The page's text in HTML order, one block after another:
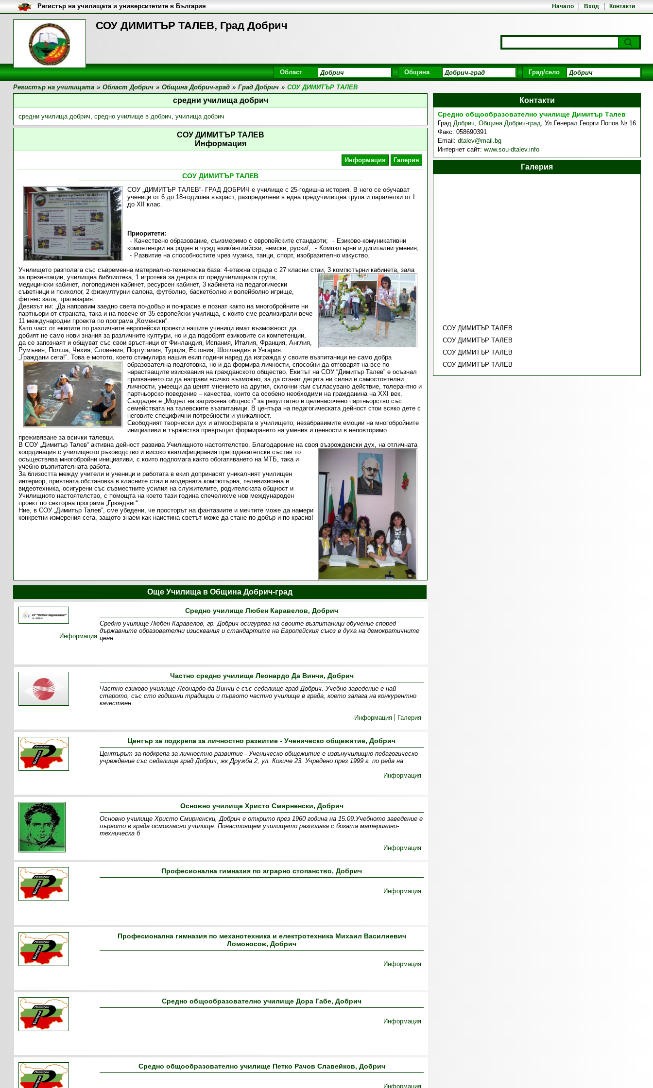
СОУ ДИМИТЪР ТАЛЕВ, Град Добрич
Начало Вход Контакти
Регистър на училищата и университетите в България
Област Община Град/село
Регистър на училищата » Област Добрич » Община Добрич-град » Град Добрич » СОУ ДИМИТЪР ТАЛЕВ
средни училища добрич
средни училища добрич, средно училище в добрич, училища добрич
СОУ ДИМИТЪР ТАЛЕВ
Информация
Информация Галерия
СОУ ДИМИТЪР ТАЛЕВ
СОУ „ДИМИТЪР ТАЛЕВ“- ГРАД ДОБРИЧ е училище с 25-годишна история. В него се обучават
ученици от 6 до 18-годишна възраст, разпределени в една предучилищна група и паралелки от I
до ХII клас.
Приоритети:
Качествено образование, съизмеримо с европейските стандарти;
Езиково-комуникативни
компетенции на роден и чужд език/английски, немски, руски/;
Компютърни и дигитални умения;
Развитие на способностите чрез музика, танци, спорт, изобразително изкуство.
Училището разполага със съвременна материално-техническа база: 4-етажна сграда с 27 класни стаи, 3 компютърни кабинета, зала
за презентации, училищна библиотека, 1 игротека за децата от предучилищната група,
медицински кабинет, логопедичен кабинет, ресурсен кабинет, 3 кабинета на педагогически
съветници и психолог, 2 физкултурни салона, футболно, баскетболно и волейболно игрище,
фитнес зала, трапезария.
Девизът ни: „Да направим заедно света по-добър и по-красив е познат както на многобройните ни
партньори от страната, така и на повече от 35 европейски училища, с които сме реализирали вече
11 международни проекта по програма „Коменски“.
Като част от екипите по различните европейски проекти нашите ученици имат възможност да
добият не само нови знания за различните култури, но и да подобрят езиковите си компетенции,
да се запознаят и общуват със свои връстници от Финландия, Испания, Италия, Франция, Англия,
Румъния, Полша, Чехия, Словения, Португалия, Турция, Естония, Шотландия и Унгария.
„Граждани сега!”. Това е мотото, което стимулира нашия екип години наред да изгражда у своите възпитаници не само добра
образователна подготовка, но и да формира личности, способни да отговарят на все по-
нарастващите изисквания на гражданското общество. Екипът на СОУ “Димитър Талев” е осъзнал
призванието си да направи всичко възможно, за да станат децата ни силни и самостоятелни
личности, умеещи да ценят мнението на другия, склонни към съгласувано действие, толерантно и
партньорско поведение – качества, които са особено необходими на гражданина на XXI век.
Създаден е „Модел на загрижена общност” за резултатно и целенасочено партньорство със
семействата на талевските възпитаници. В центъра на педагогическата дейност стои всяко дете с
неговите специфични потребности и уникалност.
Свободният творчески дух и атмосферата в училището, незабравимите емоции на многобройните
инициативи и тържества превръщат формирането на умения и ценности в неповторимо
преживяване за всички талевци.
В СОУ „Димитър Талев“ активна дейност развива Училищното настоятелство. Благодарение на своя възрожденски дух, на отличната
координация с училищното ръководство и високо квалифицирания преподавателски състав то
осъществява многобройни инициативи, с които подпомага както обогатяването на МТБ, така и
учебно-възпитателната работа.
За близостта между учители и ученици и работата в екип допринасят уникалният училищен
интериор, приятната обстановка в класните стаи и модерната компютърна, телевизионна и
видеотехника, осигурени със съвместните усилия на служителите, родителската общност и
Училищното настоятелство, с помощта на което тази година спечелихме нов международен
проект по секторна програма „Грюндвиг“.
Ние, в СОУ „Димитър Талев”, сме убедени, че просторът на фантазиите и мечтите може да намери
конкретни измерения сега, защото знаем как наистина светът може да стане по-добър и по-красив!
Контакти
Средно общообразователно училище Димитър Талев
Град Добрич, Община Добрич-град, Ул.Генерал Георги Попов № 16
Факс: 058690391
Email: dtalev@mail.bg
Интернет сайт: www.sou-dtalev.info
Галерия
СОУ ДИМИТЪР ТАЛЕВ
СОУ ДИМИТЪР ТАЛЕВ
СОУ ДИМИТЪР ТАЛЕВ
СОУ ДИМИТЪР ТАЛЕВ
Още Училища в Община Добрич-град
Средно училище Любен Каравелов, Добрич
Средно училище Любен Каравелов, гр. Добрич осигурява на своите възпитаници обучение според
държавните образователни изисквания и стандартите на Европейския съюз в духа на демократичните
ценн
Информация
Частно средно училище Леонардо Да Винчи, Добрич
Частно езиково училище Леонардо да Винчи е със седалище град Добрич. Учебно заведение е най -
старото, със сто годишни традиции и първото частно училище в града, което залага на конкурентно
качествен
Информация
Галерия
Център за подкрепа за личностно развитие - Ученическо общежитие, Добрич
Центърът за подкрепа за личностно развитие - Ученическо общежитие е извънучилищно педагогическо
учреждение със седалище град Добрич, жк Дружба 2, ул. Кокиче 23. Учредено през 1999 г. по реда на
Информация
Основно училище Христо Смирненски, Добрич
Основно училище Христо Смирненски, Добрич е открито през 1960 година на 15.09.Учебното заведение е
първото в града осмокласно училище. Понастоящем училището разполага с богата материално-
техническа б
Информация
Професионална гимназия по аграрно стопанство, Добрич
Информация
Професионална гимназия по механотехника и електротехника Михаил Василиевич
Ломоносов, Добрич
Информация
Средно общообразователно училище Дора Габе, Добрич
Информация
Средно общообразователно училище Петко Рачов Славейков, Добрич
Информация